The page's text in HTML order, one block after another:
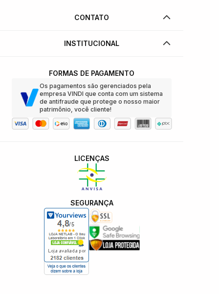
CONTATO
INSTITUCIONAL
FORMAS DE PAGAMENTO
Os pagamentos são gerenciados pela
empresa VINDI que conta com um sistema
de antifraude que protege o nosso maior
patrimônio, você cliente!
SEGURANÇA
LICENÇAS